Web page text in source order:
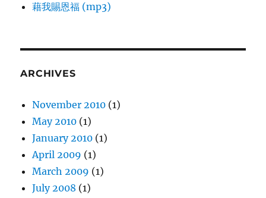
藉我賜恩福 (mp3)
ARCHIVES
November 2010 (1)
May 2010 (1)
January 2010 (1)
April 2009 (1)
March 2009 (1)
July 2008 (1)